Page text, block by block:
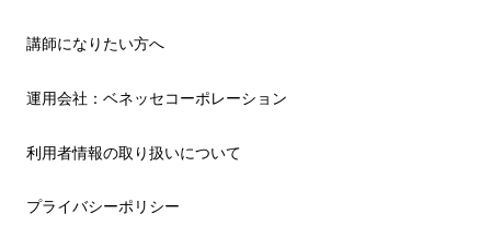
講師になりたい方へ
運用会社：ベネッセコーポレーション
利用者情報の取り扱いについて
プライバシーポリシー